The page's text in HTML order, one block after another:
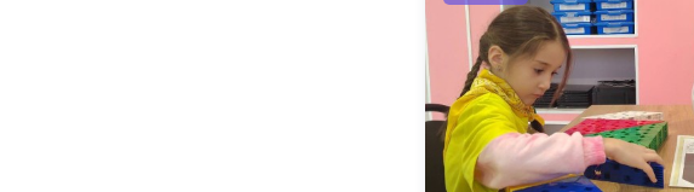
Информация о результатах
проверок